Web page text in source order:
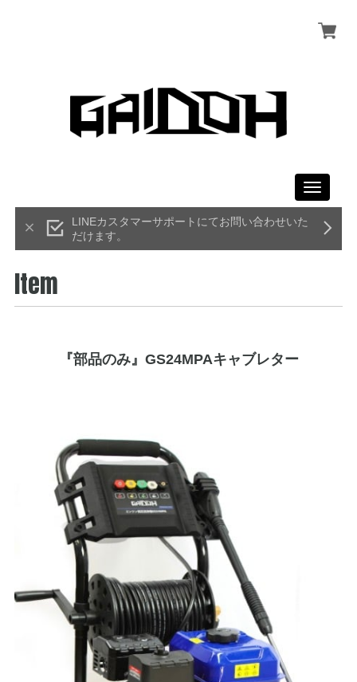
Toggle
LINEカスタマーサポートにてお問い合わせいた
だけます。
Item
『部品のみ』GS24MPAキャブレター